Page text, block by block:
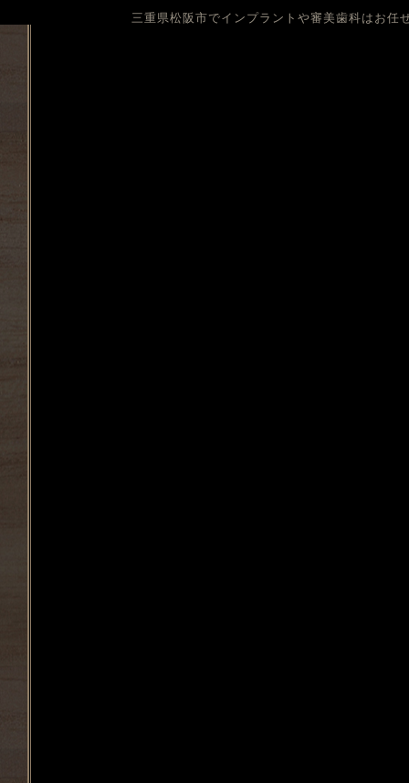
三重県松阪市でインプラントや審美歯科はお